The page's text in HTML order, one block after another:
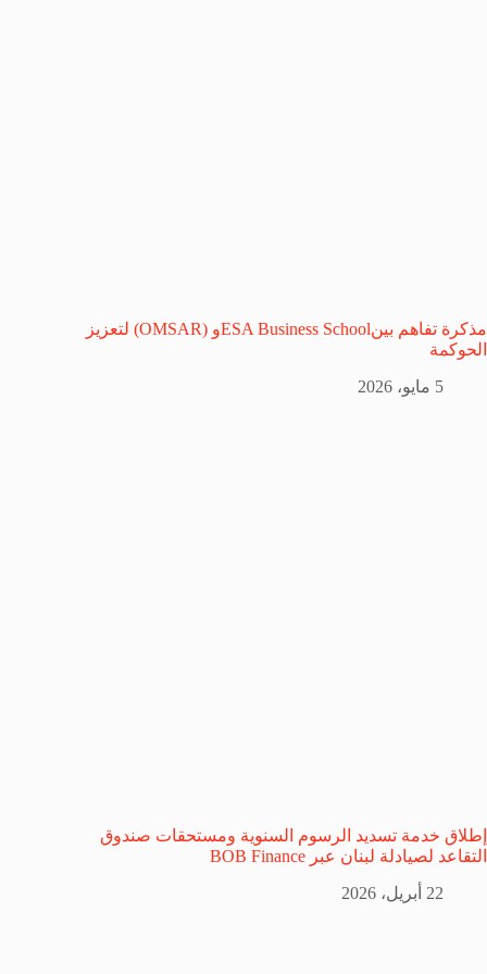
مذكرة تفاهم بينESA Business Schoolو (OMSAR) لتعزيز
الحوكمة
5 مايو، 2026
إطلاق خدمة تسديد الرسوم السنوية ومستحقات صندوق
التقاعد لصيادلة لبنان عبر BOB Finance
22 أبريل، 2026